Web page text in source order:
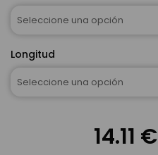
Seleccione una opción
Longitud
Seleccione una opción
14.11 €